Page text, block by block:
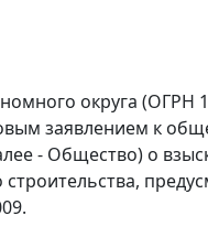
округа (ОГРН
заявлением к
- Общество) о